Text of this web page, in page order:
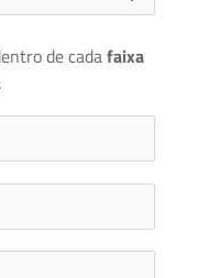
de cada faixa